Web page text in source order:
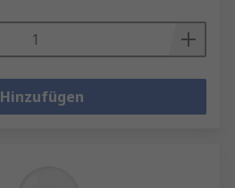
Hinzufügen